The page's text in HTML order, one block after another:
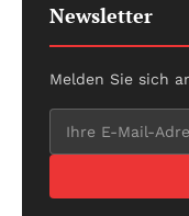
Newsletter
Melden Sie sich